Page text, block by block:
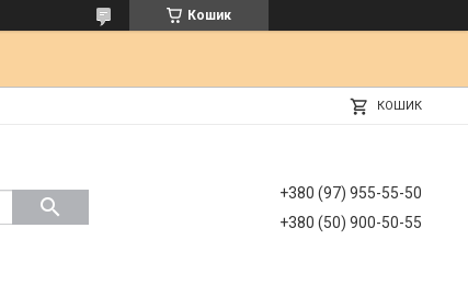
Кошик
КОШИК
+380 (97) 955-55-50
+380 (50) 900-50-55